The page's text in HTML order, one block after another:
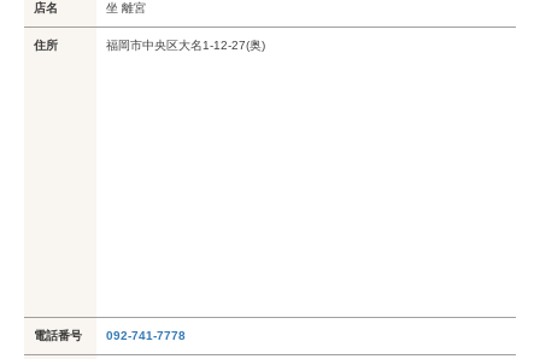
店名 坐 離宮
住所 福岡市中央区大名1-12-27(奥)
電話番号 092-741-7778